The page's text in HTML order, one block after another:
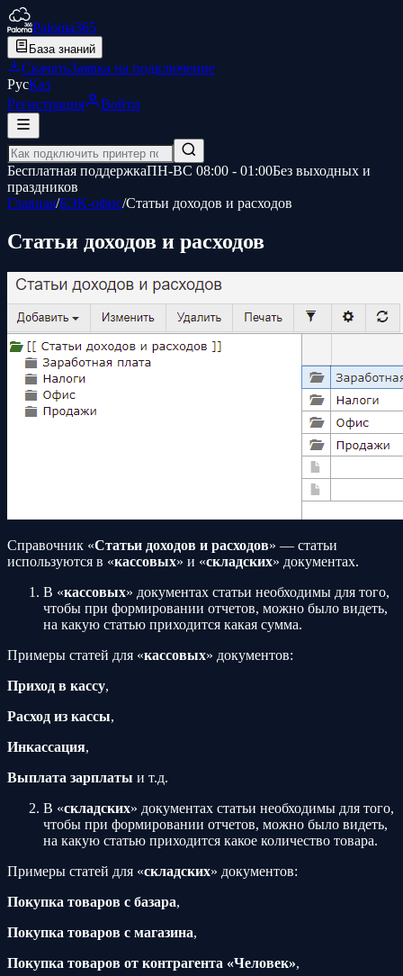
Paloma365
База знаний
СкачатьЗаявка на подключение
РусҚаз
Регистрация
Войти
Бесплатная поддержкаПН-ВС 08:00 - 01:00Без выходных и
праздников
Главная/БЭК-офис/Статьи доходов и расходов
Статьи доходов и расходов
Справочник «Статьи доходов и расходов» — статьи
используются в «кассовых» и «складских» документах.
В «кассовых» документах статьи необходимы для того,
чтобы при формировании отчетов, можно было видеть,
на какую статью приходится какая сумма.
Примеры статей для «кассовых» документов:
Приход в кассу,
Расход из кассы,
Инкассация,
Выплата зарплаты и т.д.
В «складских» документах статьи необходимы для того,
чтобы при формировании отчетов, можно было видеть,
на какую статью приходится какое количество товара.
Примеры статей для «складских» документов:
Покупка товаров с базара,
Покупка товаров с магазина,
Покупка товаров от контрагента «Человек»,